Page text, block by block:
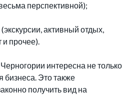
перспективной);
активный отдых,
и прочее).
интересна не только
бизнеса. Это также
получить вид на